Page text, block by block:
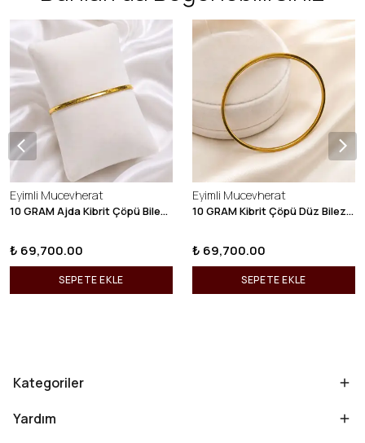
Eyimli Mucevherat
10 GRAM Ajda Kibrit Çöpü Bilezik 22 Ayar 22BLZ003
₺ 69,700.00
SEPETE EKLE
Eyimli Mucevherat
10 GRAM Kibrit Çöpü Düz Bilezik 22 Ayar 22BLZ001
₺ 69,700.00
SEPETE EKLE
Kategoriler
Yardım